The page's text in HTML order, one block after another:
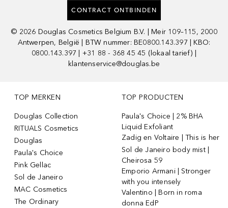
CONTRACT ONTBINDEN
© 2026 Douglas Cosmetics Belgium B.V. | Meir 109–115, 2000
Antwerpen, België | BTW nummer: BE0800.143.397 | KBO:
0800.143.397 | +31 88 - 368 45 45 (lokaal tarief) |
klantenservice@douglas.be
TOP MERKEN
Douglas Collection
RITUALS Cosmetics
Douglas
Paula's Choice
Pink Gellac
Sol de Janeiro
MAC Cosmetics
The Ordinary
TOP PRODUCTEN
Paula's Choice | 2% BHA
Liquid Exfoliant
Zadig en Voltaire | This is her
Sol de Janeiro body mist |
Cheirosa 59
Emporio Armani | Stronger
with you intensely
Valentino | Born in roma
donna EdP